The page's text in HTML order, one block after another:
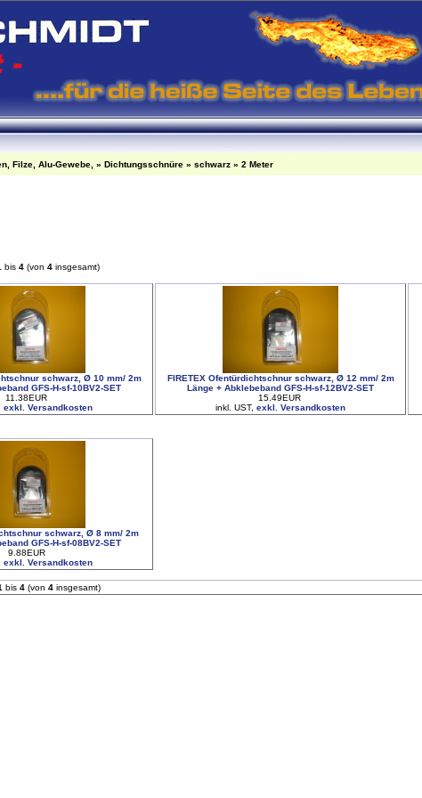
Filze, Alu-Gewebe, » Dichtungsschnüre » schwarz » 2 Meter
bis 4 (von 4 insgesamt)
schwarz, Ø 10 mm/ 2m
GFS-H-sf-10BV2-SET
11.38EUR
exkl. Versandkosten
FIRETEX Ofentürdichtschnur schwarz, Ø 12 mm/ 2m
Länge + Abklebeband GFS-H-sf-12BV2-SET
15.49EUR
inkl. UST, exkl. Versandkosten
schwarz, Ø 8 mm/ 2m
GFS-H-sf-08BV2-SET
9.88EUR
exkl. Versandkosten
bis 4 (von 4 insgesamt)